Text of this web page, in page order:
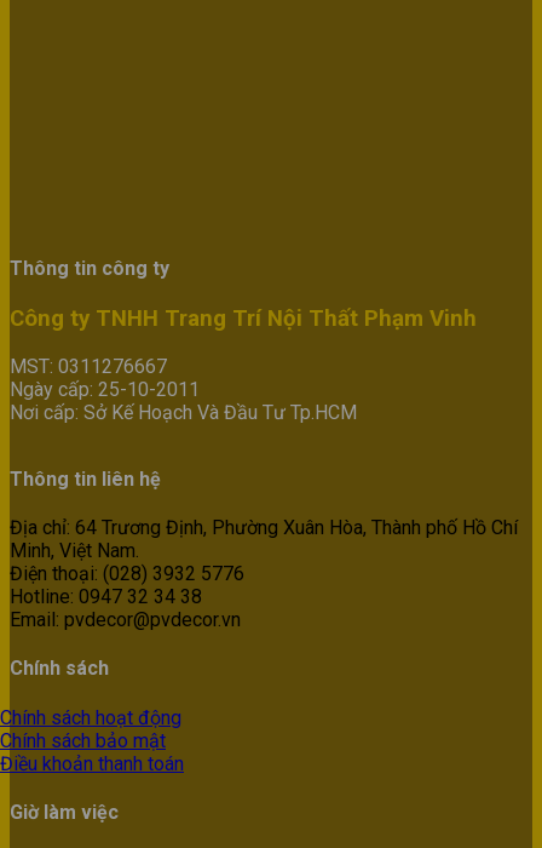
Thông tin công ty
Công ty TNHH Trang Trí Nội Thất Phạm Vinh
MST: 0311276667
Ngày cấp: 25-10-2011
Nơi cấp: Sở Kế Hoạch Và Đầu Tư Tp.HCM
Thông tin liên hệ
Địa chỉ: 64 Trương Định, Phường Xuân Hòa, Thành phố Hồ Chí
Minh, Việt Nam.
Điện thoại: (028) 3932 5776
Hotline: 0947 32 34 38
Email: pvdecor@pvdecor.vn
Chính sách
Chính sách hoạt động
Chính sách bảo mật
Điều khoản thanh toán
Giờ làm việc